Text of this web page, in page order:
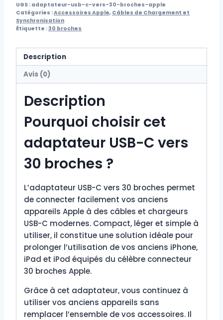
UGS : adaptateur-usb-c-vers-30-broches-apple
Catégories :Accessoires Apple, Câbles de Chargement et
Synchronisation
Étiquette :30 broches
Description
Avis (0)
Description
Pourquoi choisir cet
adaptateur USB-C vers
30 broches ?
L’adaptateur USB-C vers 30 broches permet
de connecter facilement vos anciens
appareils Apple à des câbles et chargeurs
USB-C modernes. Compact, léger et simple à
utiliser, il constitue une solution idéale pour
prolonger l’utilisation de vos anciens iPhone,
iPad et iPod équipés du célèbre connecteur
30 broches Apple.
Grâce à cet adaptateur, vous continuez à
utiliser vos anciens appareils sans
remplacer l’ensemble de vos accessoires. Il